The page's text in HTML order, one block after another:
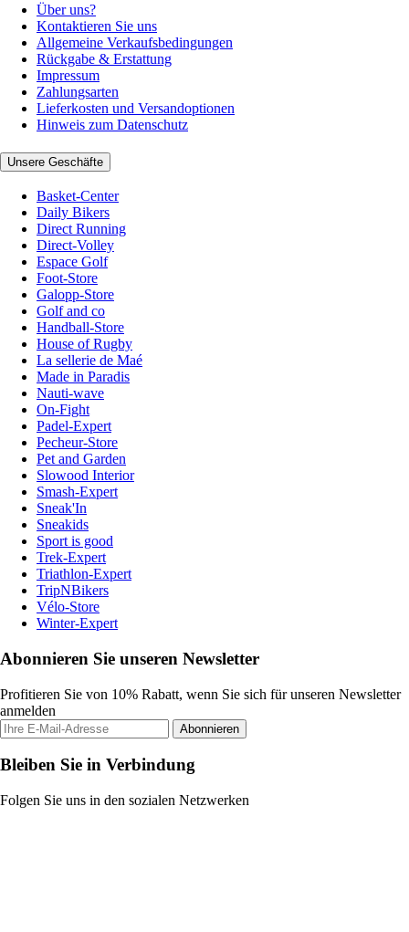
Über uns?
Kontaktieren Sie uns
Allgemeine Verkaufsbedingungen
Rückgabe & Erstattung
Impressum
Zahlungsarten
Lieferkosten und Versandoptionen
Hinweis zum Datenschutz
Unsere Geschäfte
Basket-Center
Daily Bikers
Direct Running
Direct-Volley
Espace Golf
Foot-Store
Galopp-Store
Golf and co
Handball-Store
House of Rugby
La sellerie de Maé
Made in Paradis
Nauti-wave
On-Fight
Padel-Expert
Pecheur-Store
Pet and Garden
Slowood Interior
Smash-Expert
Sneak'In
Sneakids
Sport is good
Trek-Expert
Triathlon-Expert
TripNBikers
Vélo-Store
Winter-Expert
Abonnieren Sie unseren Newsletter
Profitieren Sie von 10% Rabatt, wenn Sie sich für unseren Newsletter
anmelden
Abonnieren
Bleiben Sie in Verbindung
Folgen Sie uns in den sozialen Netzwerken